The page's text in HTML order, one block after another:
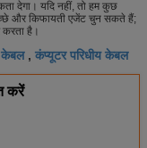
देगा। यदि नहीं, तो हम कुछ
और किफायती एजेंट चुन सकते हैं;
करता है।
केबल, कंप्यूटर परिधीय केबल
करें